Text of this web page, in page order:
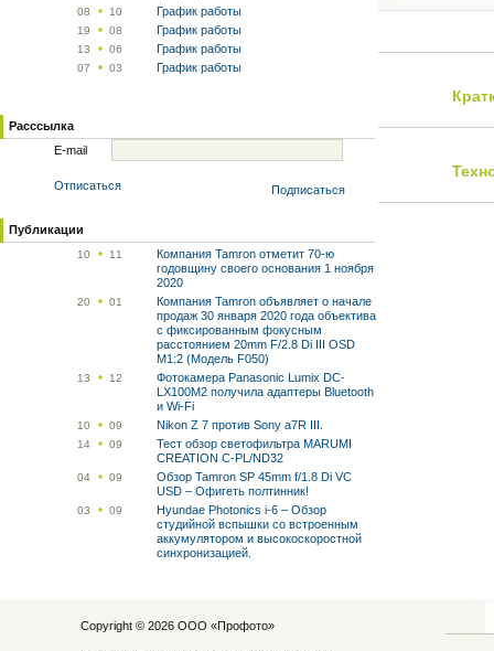
08 10 График работы
19 08 График работы
13 06 График работы
07 03 График работы
Расссылка
E-mail
Отписаться Подписаться
Публикации
10 11
Компания Tamron отметит 70-ю
годовщину своего основания 1 ноября
2020
20 01
Компания Tamron объявляет о начале
продаж 30 января 2020 года объектива
с фиксированным фокусным
расстоянием 20mm F/2.8 Di III OSD
M1:2 (Модель F050)
13 12
Фотокамера Panasonic Lumix DC-
LX100M2 получила адаптеры Bluetooth
и Wi-Fi
10 09 Nikon Z 7 против Sony a7R III.
14 09
Тест обзор светофильтра MARUMI
CREATION C-PL/ND32
04 09
Обзор Tamron SP 45mm f/1.8 Di VC
USD – Офигеть полтинник!
03 09
Hyundae Photonics i-6 – Обзор
студийной вспышки со встроенным
аккумулятором и высокоскоростной
синхронизацией.
Copyright © 2026 ООО «Профото»